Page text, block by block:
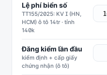
Lệ phí biển số
TT155/2025: KV I (HN,
HCM) ô tô 14tr · tỉnh
140k
Đăng kiểm lần đầu
kiểm định + cấp giấy
chứng nhận (ô tô)